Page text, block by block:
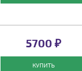
5700 ₽
КУПИТЬ